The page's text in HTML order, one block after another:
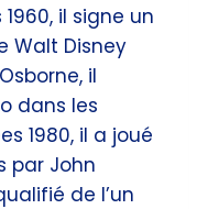
il signe un
Walt Disney
il
dans les
1980, il a joué
par John
de l’un